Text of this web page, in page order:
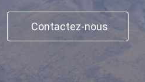
Contactez-nous